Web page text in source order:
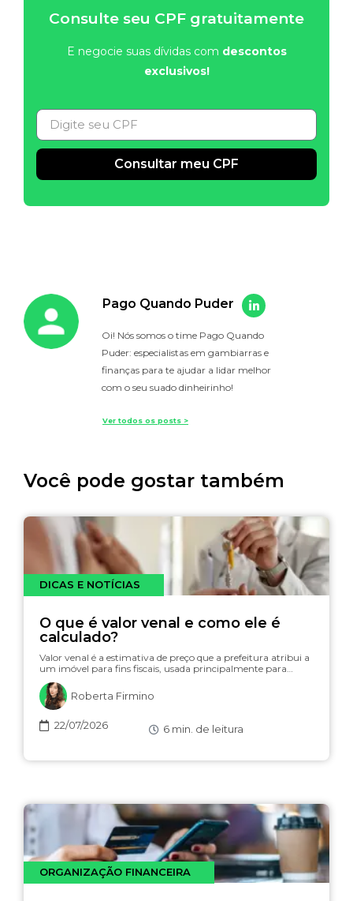
Consulte seu CPF gratuitamente
E negocie suas dívidas com descontos
exclusivos!
Consultar meu CPF
Pago Quando Puder
Oi! Nós somos o time Pago Quando
Puder: especialistas em gambiarras e
finanças para te ajudar a lidar melhor
com o seu suado dinheirinho!
Ver todos os posts >
Você pode gostar também
DICAS E NOTÍCIAS
O que é valor venal e como ele é
calculado?
Valor venal é a estimativa de preço que a prefeitura atribui a
um imóvel para fins fiscais, usada principalmente para…
Roberta Firmino
22/07/2026 6 min. de leitura
ORGANIZAÇÃO FINANCEIRA